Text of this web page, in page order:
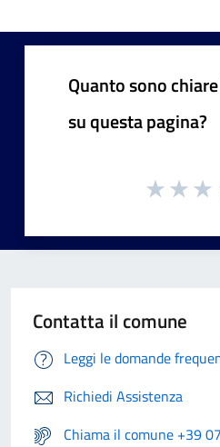
Quanto sono
su questa pagina?
Contatta il comune
Leggi le domande
Richiedi Assistenza
Chiama il comune +39